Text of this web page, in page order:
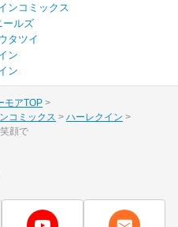
ンコミックス
ールズ
タツイ
ン
ン
モアTOP
コミックス
ハーレクイン
顔で